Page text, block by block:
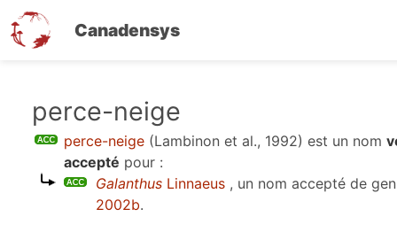
Canadensys
contenu
perce-neige
perce-neige (Lambinon et al., 1992) est un nom
accepté pour :
Galanthus Linnaeus , un nom accepté de
2002b.